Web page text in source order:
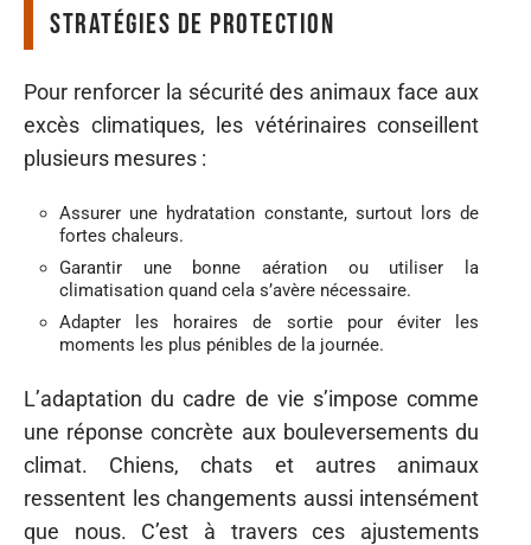
Stratégies de protection
Pour renforcer la sécurité des animaux face aux
excès climatiques, les vétérinaires conseillent
plusieurs mesures :
Assurer une hydratation constante, surtout lors de
fortes chaleurs.
Garantir une bonne aération ou utiliser la
climatisation quand cela s’avère nécessaire.
Adapter les horaires de sortie pour éviter les
moments les plus pénibles de la journée.
L’adaptation du cadre de vie s’impose comme
une réponse concrète aux bouleversements du
climat. Chiens, chats et autres animaux
ressentent les changements aussi intensément
que nous. C’est à travers ces ajustements